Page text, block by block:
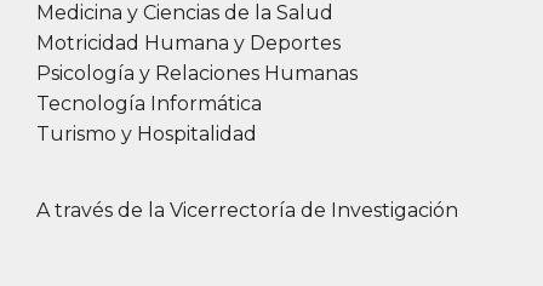
intención del taller es reforzar los temas
necesarios para afianzar la autoestima y la
seguridad en programación. Se abordarán temas
de programación a Objetos como también los
temas centrales para usar una herramienta de
A cargo de
Medicina y Ciencias de la Salud
Motricidad Humana y Deportes
Psicología y Relaciones Humanas
Tecnología Informática
Turismo y Hospitalidad
A través de la Vicerrectoría de Investigación